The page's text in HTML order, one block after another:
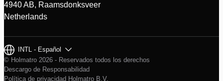
4940 AB, Raamsdonksveer
Netherlands
INTL - Español
© Holmatro 2026 - Reservados todos los derechos
Descargo de Responsabilidad
Política de privacidad Holmatro B.V.